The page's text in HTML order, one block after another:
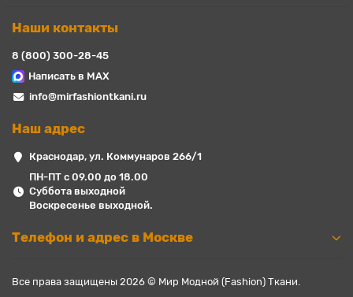
Наши контакты
8 (800) 300-28-45
Написать в MAX
info@mirfashiontkani.ru
Наш адрес
Краснодар, ул. Коммунаров 266/1
ПН-ПТ с 09.00 до 18.00
Суббота выходной
Воскресенье выходной.
Телефон и адрес в Москве
Все права защищены 2026 © Мир Модной (Fashion) Ткани.